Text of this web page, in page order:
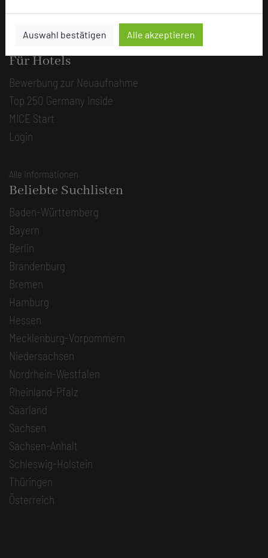
Auswahl bestätigen Alle akzeptieren
Für Hotels
Bewerbung zur Neuaufnahme
Top 250 Germany Inside
MICE Start
Login
Alle Informationen
Beliebte Suchlisten
Baden-Württemberg
Bayern
Berlin
Brandenburg
Bremen
Hamburg
Hessen
Mecklenburg-Vorpommern
Niedersachsen
Nordrhein-Westfalen
Rheinland-Pfalz
Saarland
Sachsen
Sachsen-Anhalt
Schleswig-Holstein
Thüringen
Österreich